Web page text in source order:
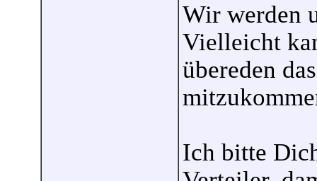
Wir werden
Vielleicht
übereden
Ich bitte